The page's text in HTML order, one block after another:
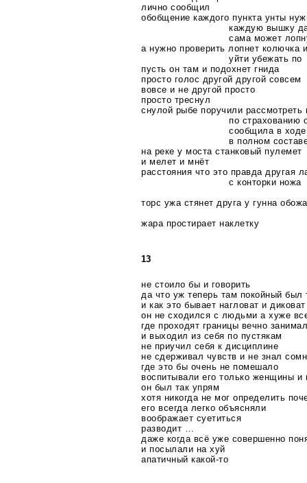
лично сообщил
обобщение каждого пункта унты
каждую вышку да
сама может
а нужно проверить лопнет колючка
уйти убежать по
пусть он там и подохнет гнида
просто голос другой другой совсем
вовсе и не другой просто
просто треснул
снулой рыбе поручили
по страхованию
сообщила в ходе
в полном
на реке у моста станковый пулемет
и мелет и мнёт
расстояния что это правда другая
с конторки ножа
торс ужа стянет друга у гунна
жара простирает наклетку
13
не стоило бы и говорить
да что уж теперь там покойный был
и как это бывает нагловат и диковат
он не сходился с людьми а хуже
где проходят границы вечно
и выходил из себя по пустякам
не приучил себя к дисциплине
не сдерживал чувств и не знал
где это бы очень не помешало
воспитывали его только женщины и
он был так упрям
хотя никогда не мог определить
его всегда легко объясняли
воображает суетиться
разводит …
даже когда всё уже совершенно
и посылали на хуй
апатичныйкакой-то